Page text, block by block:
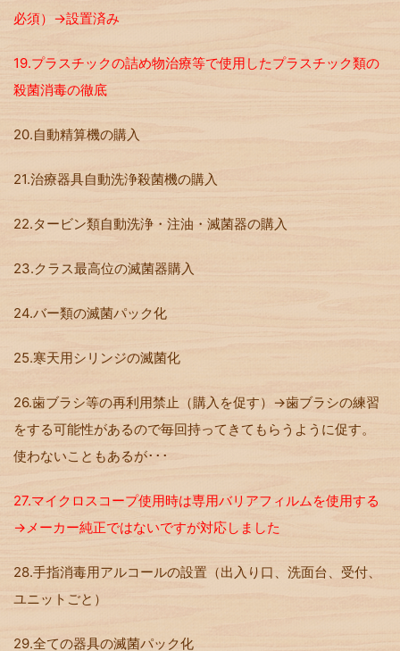
必須）→設置済み
19.プラスチックの詰め物治療等で使用したプラスチック類の
殺菌消毒の徹底
20.自動精算機の購入
21.治療器具自動洗浄殺菌機の購入
22.タービン類自動洗浄・注油・滅菌器の購入
23.クラス最高位の滅菌器購入
24.バー類の滅菌パック化
25.寒天用シリンジの滅菌化
26.歯ブラシ等の再利用禁止（購入を促す）→歯ブラシの練習
をする可能性があるので毎回持ってきてもらうように促す。
使わないこともあるが･･･
27.マイクロスコープ使用時は専用バリアフィルムを使用する
→メーカー純正ではないですが対応しました
28.手指消毒用アルコールの設置（出入り口、洗面台、受付、
ユニットごと）
29.全ての器具の滅菌パック化